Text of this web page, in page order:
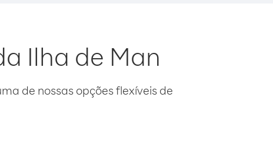
Ilha de Man
de nossas opções flexíveis de